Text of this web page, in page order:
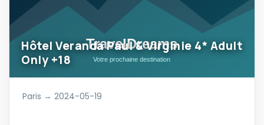
Hôtel Veranda Paul & Virginie 4* Adult
Only +18
Paris → 2024-05-19